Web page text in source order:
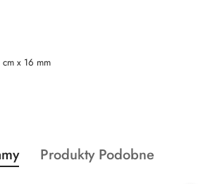
cm x 16 mm
produktów
Produkty
Produkty Podobne